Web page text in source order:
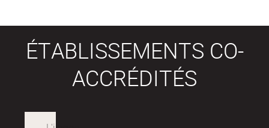
ÉTABLISSEMENTS CO-
ACCRÉDITÉS